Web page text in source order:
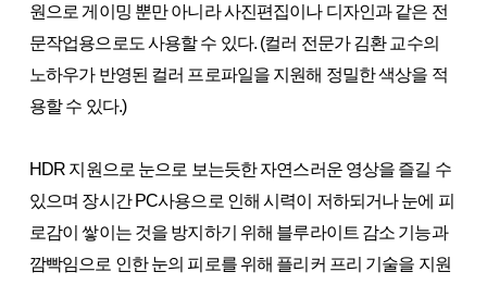
원으로 게이밍 뿐만 아니라 사진편집이나 디자인과 같은 전
문작업용으로도 사용할 수 있다. (컬러 전문가 김환 교수의
노하우가 반영된 컬러 프로파일을 지원해 정밀한 색상을 적
용할 수 있다.)
HDR 지원으로 눈으로 보는듯한 자연스러운 영상을 즐길 수
있으며 장시간 PC사용으로 인해 시력이 저하되거나 눈에 피
로감이 쌓이는 것을 방지하기 위해 블루라이트 감소 기능과
깜빡임으로 인한 눈의 피로를 위해 플리커 프리 기술을 지원